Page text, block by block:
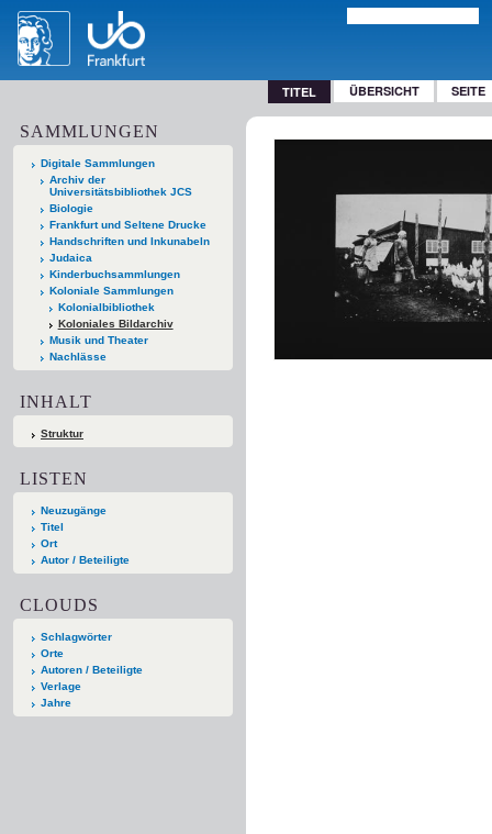
TITEL ÜBERSICHT SEITE
SAMMLUNGEN
Digitale Sammlungen
Archiv der
Universitätsbibliothek JCS
Biologie
Frankfurt und Seltene Drucke
Handschriften und Inkunabeln
Judaica
Kinderbuchsammlungen
Koloniale Sammlungen
Kolonialbibliothek
Koloniales Bildarchiv
Musik und Theater
Nachlässe
INHALT
Struktur
LISTEN
Neuzugänge
Titel
Ort
Autor / Beteiligte
CLOUDS
Schlagwörter
Orte
Autoren / Beteiligte
Verlage
Jahre